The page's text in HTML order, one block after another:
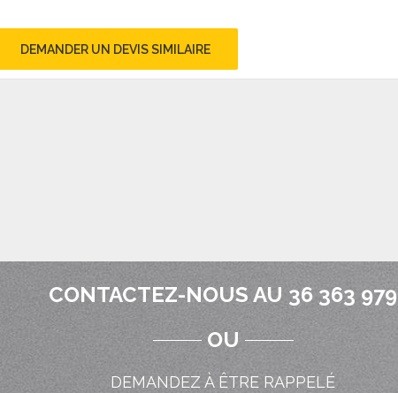
DEMANDER UN DEVIS SIMILAIRE
CONTACTEZ-NOUS AU 36 363 979
OU
DEMANDEZ À ÊTRE RAPPELÉ